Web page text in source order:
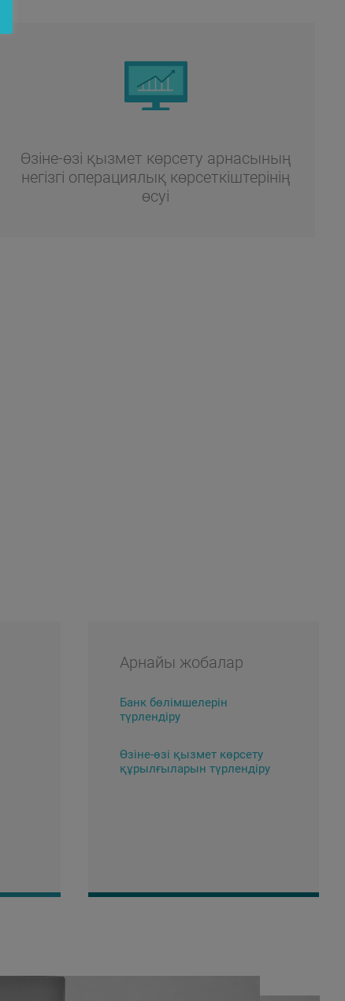
Өзіне-өзі қызмет көрсету арнасының
негізгі операциялық көрсеткіштерінің
өсуі
Арнайы жобалар
Банк бөлімшелерін
түрлендіру
Өзіне-өзі қызмет көрсету
құрылғыларын түрлендіру